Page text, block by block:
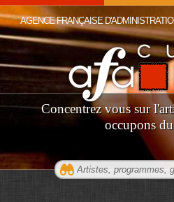
AGENCE FRANÇAISE
Concentrez vous sur
occupons